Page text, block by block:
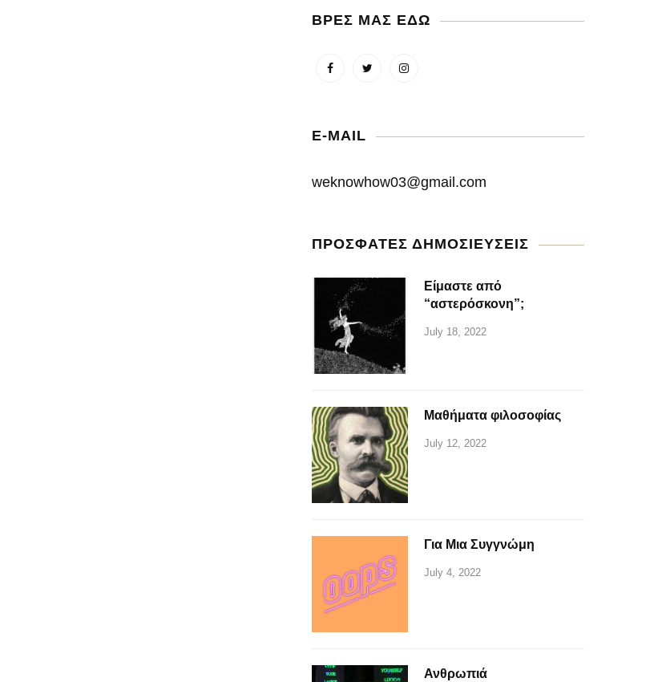
ΒΡΕΣ ΜΑΣ ΕΔΩ
E-MAIL
weknowhow03@gmail.com
ΠΡΟΣΦΑΤΕΣ ΔΗΜΟΣΙΕΥΣΕΙΣ
Είμαστε από
“αστερόσκονη”;
July 18, 2022
Μαθήματα φιλοσοφίας
July 12, 2022
Για Μια Συγγνώμη
July 4, 2022
Ανθρωπιά